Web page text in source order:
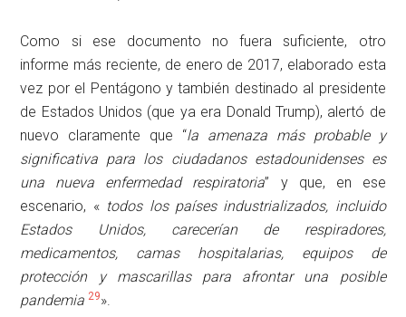
Como si ese documento no fuera suficiente, otro
informe más reciente, de enero de 2017, elaborado esta
vez por el Pentágono y también destinado al presidente
de Estados Unidos (que ya era Donald Trump), alertó de
nuevo claramente que “la amenaza más probable y
significativa para los ciudadanos estadounidenses es
una nueva enfermedad respiratoria” y que, en ese
escenario, « todos los países industrializados, incluido
Estados Unidos,carecerían de respiradores,
medicamentos, camas hospitalarias, equipos de
protección y mascarillas para afrontar una posible
pandemia 29».